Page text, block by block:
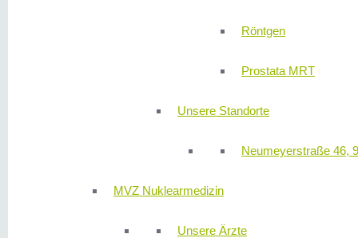
Röntgen
Prostata MRT
Unsere Standorte
Neumeyerstraße 46,
MVZ Nuklearmedizin
Unsere Ärzte